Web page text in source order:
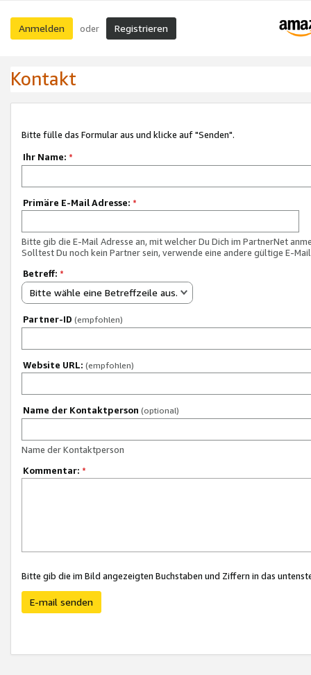
Anmelden oder Registrieren
Kontakt
Bitte fülle das Formular aus und klicke auf "Senden".
Ihr Name: *
Primäre E-Mail Adresse: *
Bitte gib die E-Mail Adresse an, mit welcher Du Dich im PartnerNet
Solltest Du noch kein Partner sein, verwende eine andere gültige E-
Betreff: *
Bitte wähle eine Betreffzeile aus.
Partner-ID (empfohlen)
Website URL: (empfohlen)
Name der Kontaktperson (optional)
Name der Kontaktperson
Kommentar: *
Bitte gib die im Bild angezeigten Buchstaben und Ziffern in das
E-mail senden